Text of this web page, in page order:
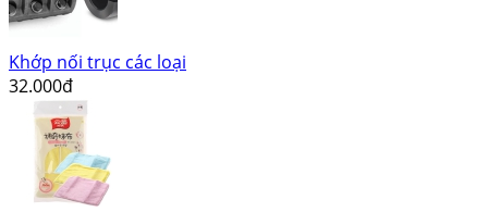
Khớp nối trục các loại
32.000đ